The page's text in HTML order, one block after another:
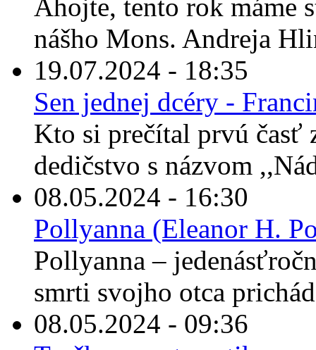
Ahojte, tento rok máme
nášho Mons. Andreja
19.07.2024 - 18:35
Sen jednej dcéry -
Kto si prečítal prvú časť
dedičstvo s názvom
08.05.2024 - 16:30
Pollyanna (Eleanor H.
Pollyanna –
smrti svojho otca
08.05.2024 - 09:36